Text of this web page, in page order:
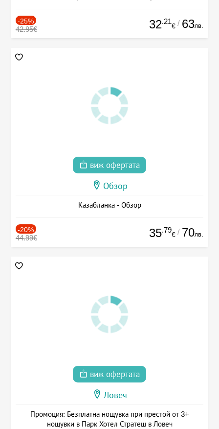
-25%
42.95€ 32.21
€ / 63лв.
виж офертата
Обзор
Казабланка - Обзор
-20%
44.99€ 35.79
€ / 70лв.
виж офертата
Ловеч
Промоция: Безплатна нощувка при престой от 3+
нощувки в Парк Хотел Стратеш в Ловеч